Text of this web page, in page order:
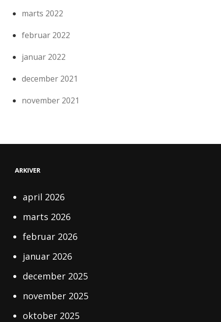
marts 2022
februar 2022
januar 2022
december 2021
november 2021
ARKIVER
april 2026
marts 2026
februar 2026
januar 2026
december 2025
november 2025
oktober 2025